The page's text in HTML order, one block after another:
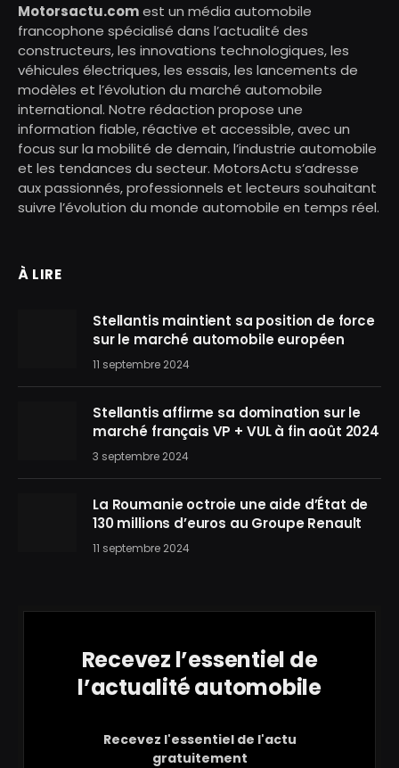
Motorsactu.comest un média automobile
francophone spécialisé dans l’actualité des
constructeurs, les innovations technologiques, les
véhicules électriques, les essais, les lancements de
modèles et l’évolution du marché automobile
international. Notre rédaction propose une
information fiable, réactive et accessible, avec un
focus sur la mobilité de demain, l’industrie automobile
et les tendances du secteur. MotorsActu s’adresse
aux passionnés, professionnels et lecteurs souhaitant
suivre l’évolution du monde automobile en temps réel.
À LIRE
Stellantis maintient sa position de force
sur le marché automobile européen
11 septembre 2024
Stellantis affirme sa domination sur le
marché français VP + VUL à fin août 2024
3 septembre 2024
La Roumanie octroie une aide d’État de
130 millions d’euros au Groupe Renault
11 septembre 2024
Recevez l’essentiel de
l’actualité automobile
Recevez l'essentiel de l'actu
gratuitement